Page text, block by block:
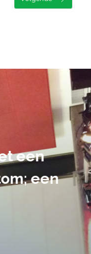
ons
dat is een
verzorgd.